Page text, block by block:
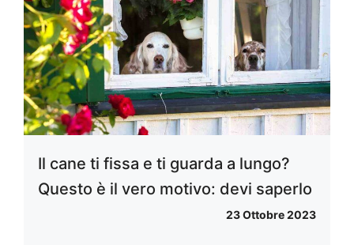
Il cane ti fissa e ti guarda a lungo?
Questo è il vero motivo: devi saperlo
23 Ottobre 2023